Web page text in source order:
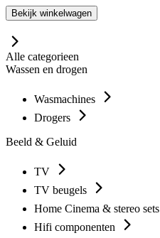
Bekijk winkelwagen
Alle categorieen
Wassen en drogen
Wasmachines
Drogers
Beeld & Geluid
TV
TV beugels
Home Cinema & stereo sets
Hifi componenten